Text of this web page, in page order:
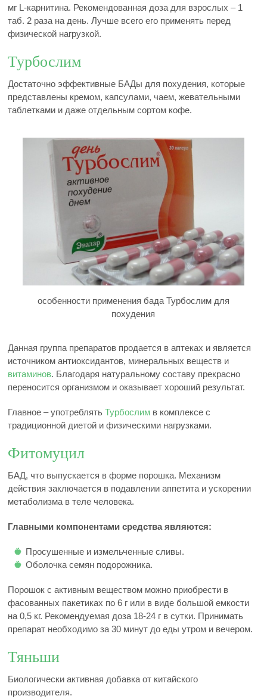
мг L-карнитина. Рекомендованная доза для взрослых – 1
таб. 2 раза на день. Лучше всего его применять перед
физической нагрузкой.
Турбослим
Достаточно эффективные БАДы для похудения, которые
представлены кремом, капсулами, чаем, жевательными
таблетками и даже отдельным сортом кофе.
особенности применения бада Турбослим для
похудения
Данная группа препаратов продается в аптеках и является
источником антиоксидантов, минеральных веществ и
витаминов. Благодаря натуральному составу прекрасно
переносится организмом и оказывает хороший результат.
Главное – употреблятьТурбослим в комплексе с
традиционной диетой и физическими нагрузками.
Фитомуцил
БАД, что выпускается в форме порошка. Механизм
действия заключается в подавлении аппетита и ускорении
метаболизма в теле человека.
Главными компонентами средства являются:
Просушенные и измельченные сливы.
Оболочка семян подорожника.
Порошок с активным веществом можно приобрести в
фасованных пакетиках по 6 г или в виде большой емкости
на 0,5 кг. Рекомендуемая доза 18-24 г в сутки. Принимать
препарат необходимо за 30 минут до еды утром и вечером.
Тяньши
Биологически активная добавка от китайского
производителя.